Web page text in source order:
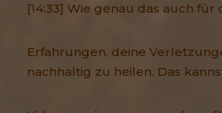
[14:33] Wie genau das auch
Erfahrungen, deine
nachhaltig zu heilen. Das